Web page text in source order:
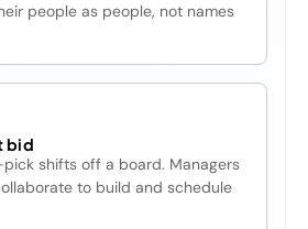
people as people, not names
bid
shifts off a board. Managers
to build and schedule